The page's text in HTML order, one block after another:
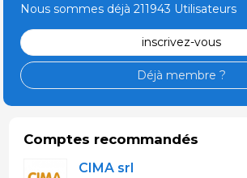
Nous sommes déjà 211943 Utilisateurs
inscrivez-vous
Déjà membre ?
Comptes recommandés
CIMA srl